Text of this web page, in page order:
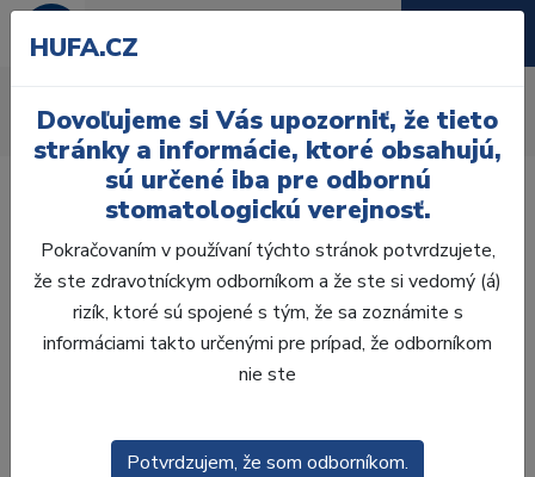
Úvod Katalógy
HUFA.CZ
Dovoľujeme si Vás upozorniť, že tieto
stránky a informácie, ktoré obsahujú,
sú určené iba pre odbornú
stomatologickú verejnosť.
Pokračovaním v používaní týchto stránok potvrdzujete,
že ste zdravotníckym odborníkom a že ste si vedomý (á)
rizík, ktoré sú spojené s tým, že sa zoznámite s
informáciami takto určenými pre prípad, že odborníkom
nie ste
Potvrdzujem, že som odborníkom.